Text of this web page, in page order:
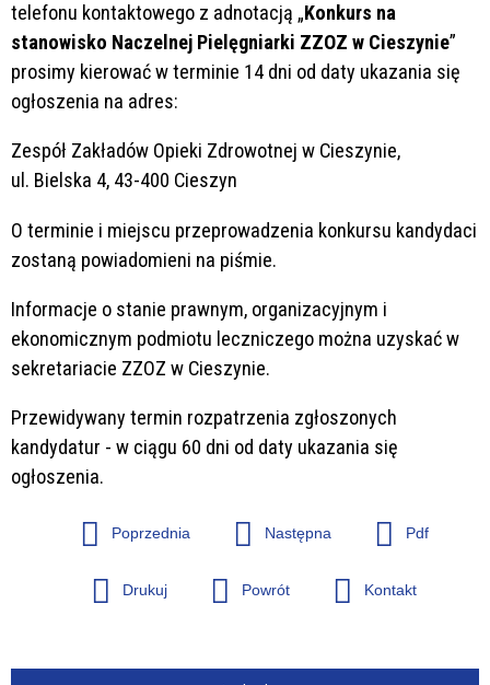
telefonu kontaktowego z adnotacją „Konkurs na
stanowisko Naczelnej Pielęgniarki ZZOZ w Cieszynie”
prosimy kierować w terminie 14 dni od daty ukazania się
ogłoszenia na adres:
Zespół Zakładów Opieki Zdrowotnej w Cieszynie,
ul. Bielska 4, 43-400 Cieszyn
O terminie i miejscu przeprowadzenia konkursu kandydaci
zostaną powiadomieni na piśmie.
Informacje o stanie prawnym, organizacyjnym i
ekonomicznym podmiotu leczniczego można uzyskać w
sekretariacie ZZOZ w Cieszynie.
Przewidywany termin rozpatrzenia zgłoszonych
kandydatur - w ciągu 60 dni od daty ukazania się
ogłoszenia.
Poprzednia Następna Pdf
Drukuj Powrót Kontakt